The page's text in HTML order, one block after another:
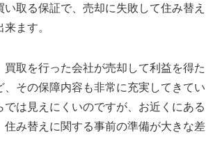
取る保証で、売却に失敗して住み替え
ます。
取を行った会社が売却して利益を得た
その保障内容も非常に充実してきてい
は見えにくいのですが、お近くにある
み替えに関する事前の準備が大きな差